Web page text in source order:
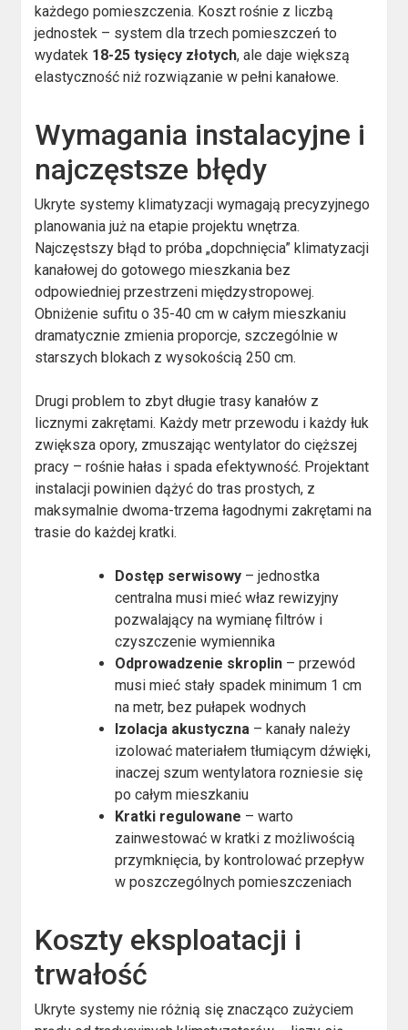
każdego pomieszczenia. Koszt rośnie z liczbą
jednostek – system dla trzech pomieszczeń to
wydatek 18-25 tysięcy złotych, ale daje większą
elastyczność niż rozwiązanie w pełni kanałowe.
Wymagania instalacyjne i
najczęstsze błędy
Ukryte systemy klimatyzacji wymagają precyzyjnego
planowania już na etapie projektu wnętrza.
Najczęstszy błąd to próba „dopchnięcia” klimatyzacji
kanałowej do gotowego mieszkania bez
odpowiedniej przestrzeni międzystropowej.
Obniżenie sufitu o 35-40 cm w całym mieszkaniu
dramatycznie zmienia proporcje, szczególnie w
starszych blokach z wysokością 250 cm.
Drugi problem to zbyt długie trasy kanałów z
licznymi zakrętami. Każdy metr przewodu i każdy łuk
zwiększa opory, zmuszając wentylator do cięższej
pracy – rośnie hałas i spada efektywność. Projektant
instalacji powinien dążyć do tras prostych, z
maksymalnie dwoma-trzema łagodnymi zakrętami na
trasie do każdej kratki.
Dostęp serwisowy – jednostka
centralna musi mieć właz rewizyjny
pozwalający na wymianę filtrów i
czyszczenie wymiennika
Odprowadzenie skroplin – przewód
musi mieć stały spadek minimum 1 cm
na metr, bez pułapek wodnych
Izolacja akustyczna – kanały należy
izolować materiałem tłumiącym dźwięki,
inaczej szum wentylatora rozniesie się
po całym mieszkaniu
Kratki regulowane – warto
zainwestować w kratki z możliwością
przymknięcia, by kontrolować przepływ
w poszczególnych pomieszczeniach
Koszty eksploatacji i
trwałość
Ukryte systemy nie różnią się znacząco zużyciem